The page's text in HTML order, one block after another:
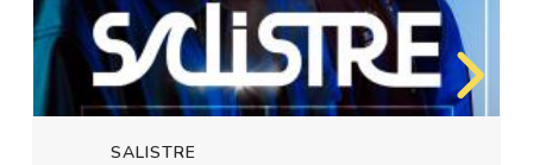
SALISTRE